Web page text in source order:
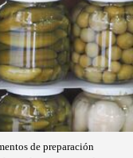
de preparación